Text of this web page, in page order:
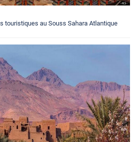
touristiques au Souss Sahara Atlantique